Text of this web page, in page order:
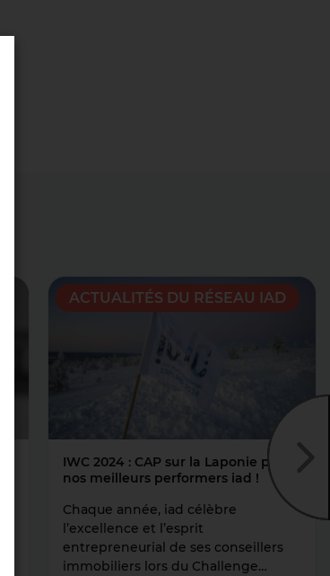
ACTUALITÉS DU RÉSEAU IAD
IWC 2024 : CAP sur la Laponie pour
nos meilleurs performers iad !
Chaque année, iad célèbre
l’excellence et l’esprit
entrepreneurial de ses conseillers
immobiliers lors du Challenge